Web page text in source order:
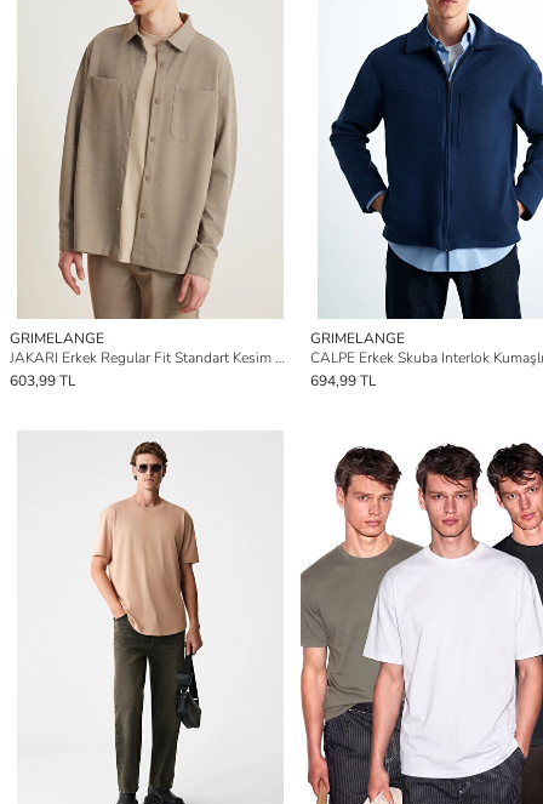
GRIMELANGE
JAKARI Erkek Regular Fit Standart Kesim Klasik Yaka Desenli Çıtçıtlı VİZON Ceket
603,99 TL
GRIMELANGE
694,99 TL